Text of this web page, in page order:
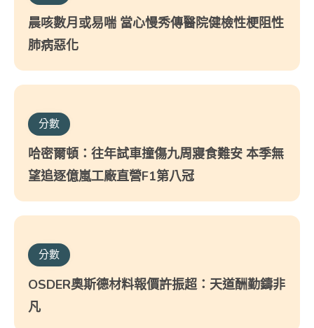
晨咳數月或易喘 當心慢秀傳醫院健檢性梗阻性
肺病惡化
分數
哈密爾頓：往年試車撞傷九周寢食難安 本季無
望追逐億嵐工廠直營F1第八冠
分數
OSDER奧斯德材料報價許振超：天道酬勤鑄非
凡